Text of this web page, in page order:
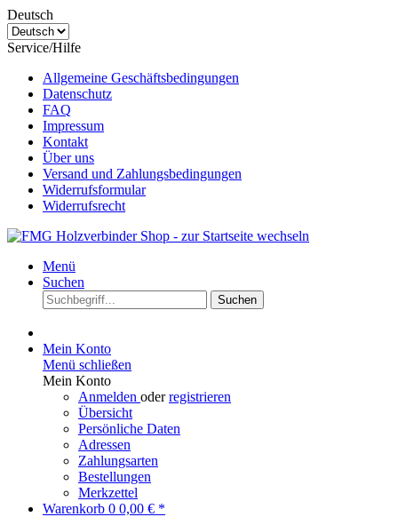
Deutsch
Service/Hilfe
Allgemeine Geschäftsbedingungen
Datenschutz
FAQ
Impressum
Kontakt
Über uns
Versand und Zahlungsbedingungen
Widerrufsformular
Widerrufsrecht
Menü
Suchen
Suchen
Mein Konto
Menü schließen
Mein Konto
Anmelden oderregistrieren
Übersicht
Persönliche Daten
Adressen
Zahlungsarten
Bestellungen
Merkzettel
Warenkorb 0 0,00 € *